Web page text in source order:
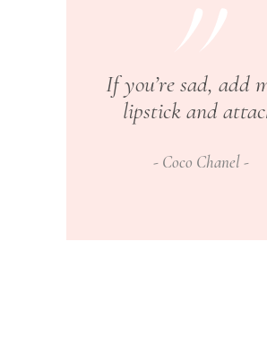
If you’re sad, add
lipstick and
Coco Chanel